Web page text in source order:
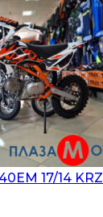
17/14 KRZ